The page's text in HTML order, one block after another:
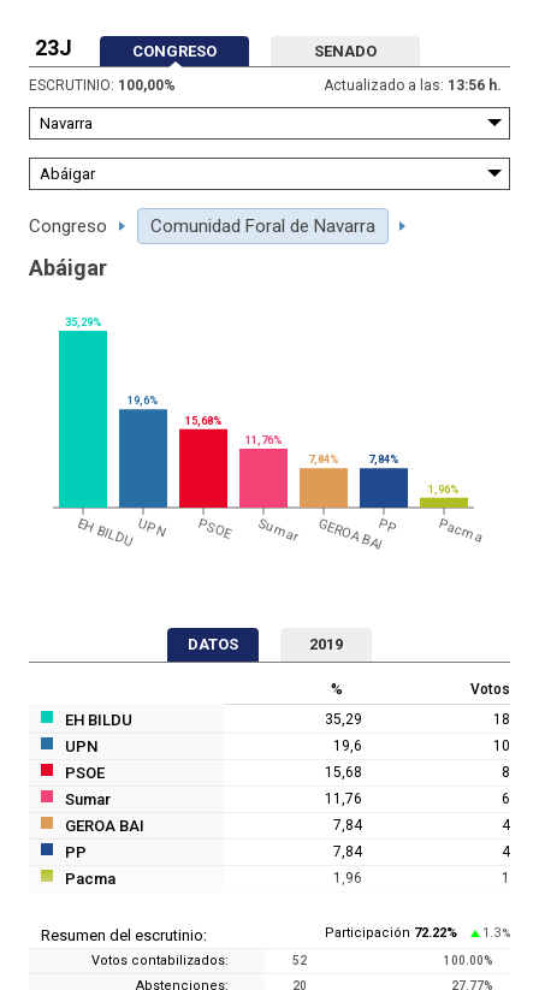
23J CONGRESO SENADO
ESCRUTINIO: 100,00% Actualizado a las: 13:56 h.
Congreso Comunidad Foral de Navarra
Abáigar
EH BILDUUPN PSOE Sumar GEROA BAIPP Pacma
35,29%
19,6%
15,68%
11,76%
7,84% 7,84%
1,96%
DATOS 2019
% Votos
EH BILDU 35,29 18
UPN 19,6 10
PSOE 15,68 8
Sumar 11,76 6
GEROA BAI 7,84 4
PP 7,84 4
Pacma 1,96 1
Resumen del escrutinio: Participación 72.22% 1.3 %
Votos contabilizados: 52 100.00%
Abstenciones: 20 27.77%